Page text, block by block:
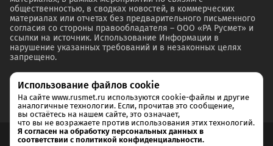
общественностью, в сводках новостей, в коммерческих
материалах или отчетах без предварительного письменного
согласия со стороны правообладателя – ООО «РА Русмет» и
ссылки на источник. Использование Информации в
нарушение указанных требований и в незаконных целях
запрещено.
Согласие на обработку и хранение персональных данных
Использование файлов cookie
На сайте www.rusmet.ru используются cookie-файлы и другие
аналогичные технологии. Если, прочитав это сообщение,
вы остаётесь на нашем сайте, это означает,
что вы не возражаете против использования этих технологий.
Я согласен на обработку персональных данных в
соответствии с политикой конфиденциальности.